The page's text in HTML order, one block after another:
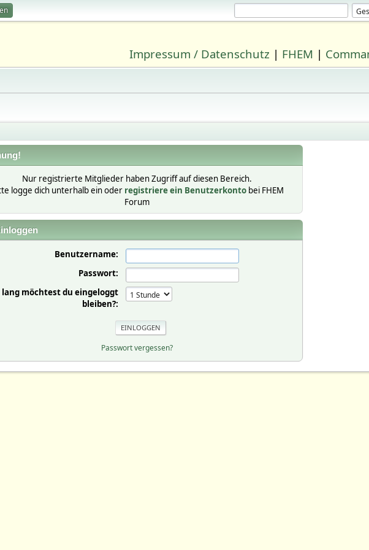
Impressum / Datenschutz | FHEM |
Nur registrierte Mitglieder haben Zugriff auf diesen Bereich.
logge dich unterhalb ein oder registriere ein Benutzerkontobei FHEM
Forum
Benutzername:
Passwort:
lang möchtest du eingeloggt
bleiben?:
Passwort vergessen?